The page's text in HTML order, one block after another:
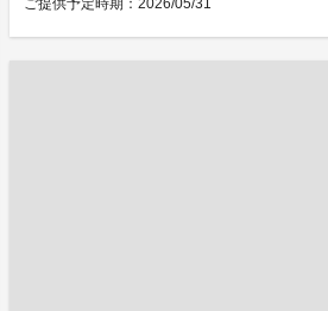
ご提供予定時期：2026/05/31